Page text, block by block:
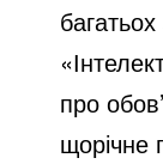
про
щорічне